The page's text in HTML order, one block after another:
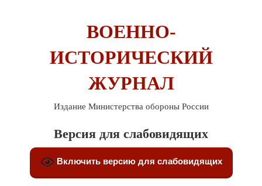
ВОЕННО-
ИСТОРИЧЕСКИЙ
ЖУРНАЛ
Издание Министерства обороны России
Версия для слабовидящих
Включить версию для слабовидящих